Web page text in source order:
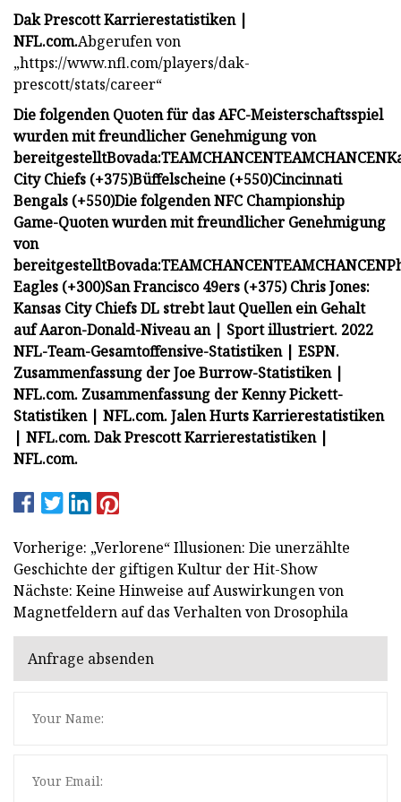
Dak Prescott Karrierestatistiken |
NFL.com.Abgerufen von
„https://www.nfl.com/players/dak-
prescott/stats/career“
Die folgenden Quoten für das AFC-Meisterschaftsspiel
wurden mit freundlicher Genehmigung von
bereitgestelltBovada:TEAMCHANCENTEAMCHANCEN
City Chiefs (+375)Büffelscheine (+550)Cincinnati
Bengals (+550)Die folgenden NFC Championship
Game-Quoten wurden mit freundlicher Genehmigung
von
bereitgestelltBovada:TEAMCHANCENTEAMCHANCEN
Eagles (+300)San Francisco 49ers (+375)Chris Jones:
Kansas City Chiefs DL strebt laut Quellen ein Gehalt
auf Aaron-Donald-Niveau an | Sport illustriert. 2022
NFL-Team-Gesamtoffensive-Statistiken | ESPN.
Zusammenfassung der Joe Burrow-Statistiken |
NFL.com. Zusammenfassung der Kenny Pickett-
Statistiken | NFL.com.Jalen Hurts Karrierestatistiken
| NFL.com.Dak Prescott Karrierestatistiken |
NFL.com.
Vorherige: „Verlorene“ Illusionen: Die unerzählte
Geschichte der giftigen Kultur der Hit-Show
Nächste: Keine Hinweise auf Auswirkungen von
Magnetfeldern auf das Verhalten von Drosophila
Anfrage absenden